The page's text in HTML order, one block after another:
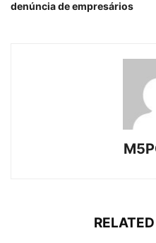
denúncia de empresários